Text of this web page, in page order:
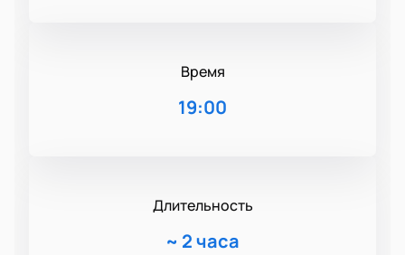
Время
19:00
Длительность
~ 2 часа